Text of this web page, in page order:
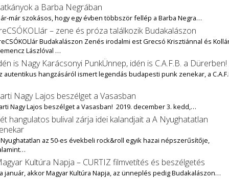
a Barba Negrában
már szokásos, hogy egy évben többször fellép a Barba Negra…
– zene és próza találkozik Budakalászon
Budakalászon Zenés irodalmi est Grecsó Krisztiánnal és
Lászlóval …
is Nagy Karácsonyi PunkÜnnep, idén is C.A.F.B. a Dürerben!
autentikus hangzásáról ismert legendás budapesti punk zenekar, a
Nagy Lajos beszélget a Vasasban
Nagy Lajos beszélget a Vasasban! 2019. december 3. kedd,…
hangulatos bulival zárja idei kalandjait a A Nyughatatlan
az 50-es évekbeli rock&roll egyik hazai népszerűsítője,
Kultúra Napja – CURTIZ filmvetítés és beszélgetés
január, akkor Magyar Kultúra Napja, az ünneplés pedig Budakalászon…